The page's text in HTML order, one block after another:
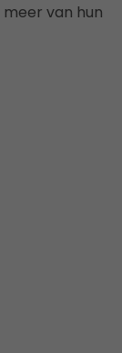
van hun